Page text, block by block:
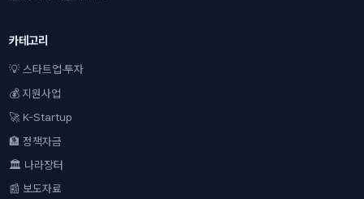
카테고리
💡 스타트업·투자
💰 지원사업
🚀 K-Startup
🏦 정책자금
🏛 나라장터
📰 보도자료